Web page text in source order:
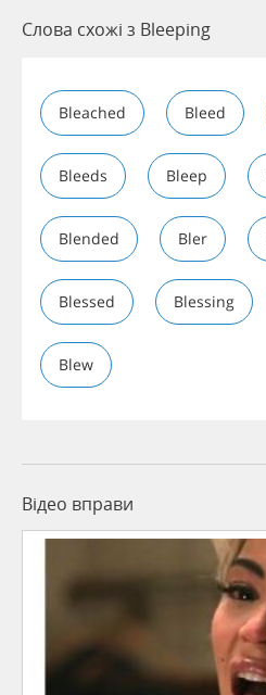
Слова схожі з Bleeping
Bleached Bleed
Bleeds Bleep
Blended Bler
Blessed Blessing
Blew
Відео вправи